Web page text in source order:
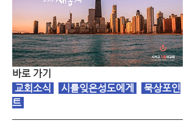
바로 가기
교회소식
시를잊은성도에게
묵상포인
트